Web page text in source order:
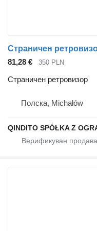
81,28 € 350 PLN
Страничен ретровизор
Полска, Michałów